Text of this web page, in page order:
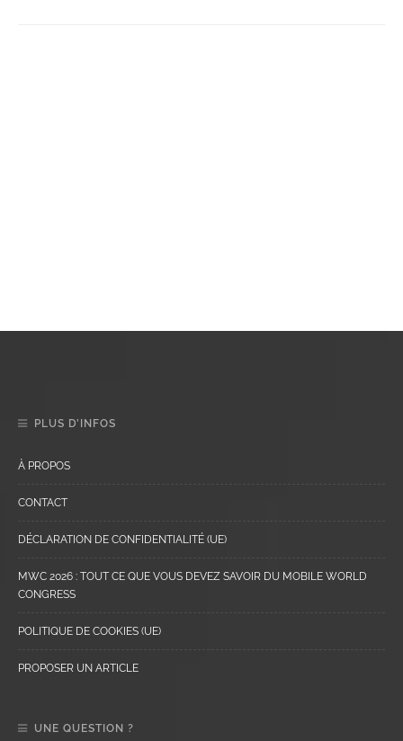
PLUS D’INFOS
À PROPOS
CONTACT
DÉCLARATION DE CONFIDENTIALITÉ (UE)
MWC 2026 : TOUT CE QUE VOUS DEVEZ SAVOIR DU MOBILE WORLD
CONGRESS
POLITIQUE DE COOKIES (UE)
PROPOSER UN ARTICLE
UNE QUESTION ?